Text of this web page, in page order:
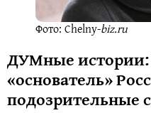
Фото: Chelny-biz.ru
ДУМные истории:
«основатель»
подозрительные